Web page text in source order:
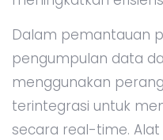
Dalam pemantauan
pengumpulan data
menggunakan
terintegrasi untuk
secara real-time. Alat